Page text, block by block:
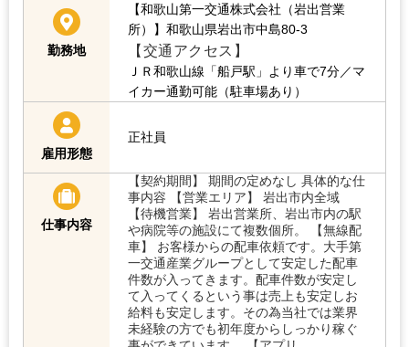
勤務地
【和歌山第一交通株式会社（岩出営業
所）】和歌山県岩出市中島80-3
【交通アクセス】
ＪＲ和歌山線「船戸駅」より車で7分／マ
イカー通勤可能（駐車場あり）
雇用形態
正社員
仕事内容
【契約期間】 期間の定めなし 具体的な仕
事内容 【営業エリア】 岩出市内全域
【待機営業】 岩出営業所、岩出市内の駅
や病院等の施設にて複数個所。 【無線配
車】 お客様からの配車依頼です。大手第
一交通産業グループとして安定した配車
件数が入ってきます。配車件数が安定し
て入ってくるという事は売上も安定しお
給料も安定します。その為当社では業界
未経験の方でも初年度からしっかり稼ぐ